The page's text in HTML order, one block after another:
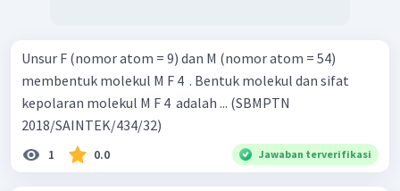
Unsur F (nomor atom = 9) dan M (nomor atom = 54)
membentuk molekul M F 4 ​ . Bentuk molekul dan sifat
kepolaran molekul M F 4 ​ adalah ... (SBMPTN
2018/SAINTEK/434/32)
1 0.0 Jawaban terverifikasi